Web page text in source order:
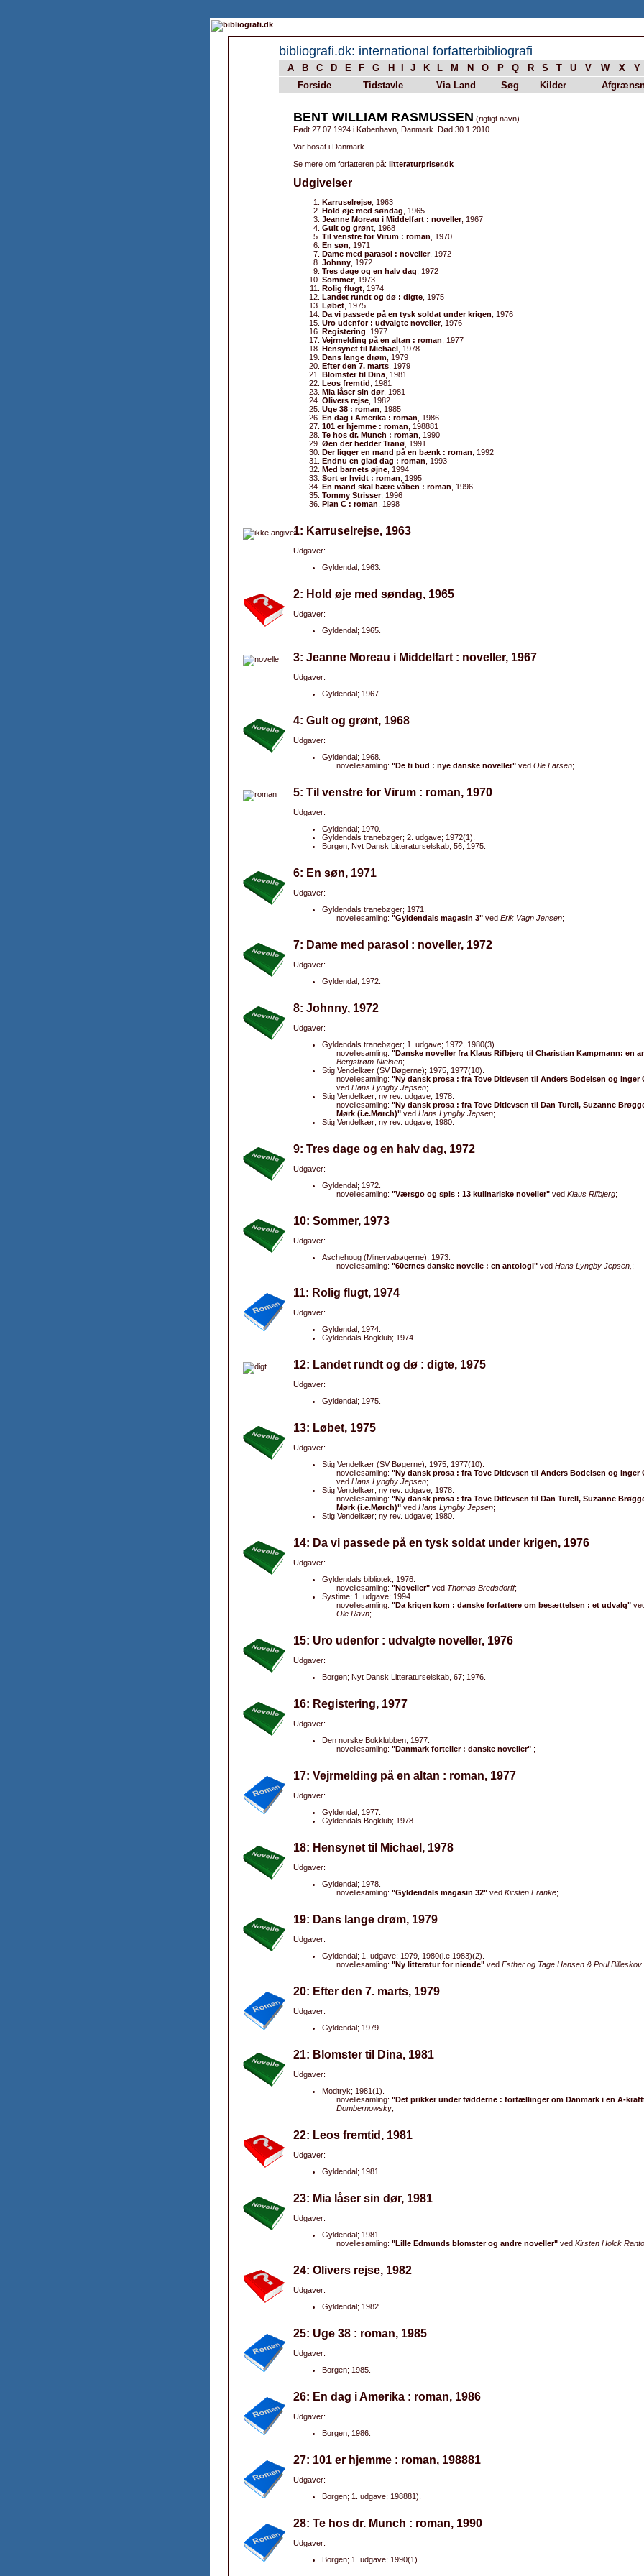
bibliografi.dk: international forfatterbibliografi
A B C D E F G H J K L M N O P Q R S T U V W X Y
Forside
Tidstavle Via Land Søg Kilder
BENT WILLIAM RASMUSSEN (rigtigt navn)
Født 27.07.1924 i København, Danmark. Død 30.1.2010.
Var bosat i Danmark.
Se mere om forfatteren på: litteraturpriser.dk
Udgivelser
Karruselrejse , 1963
Hold øje med søndag , 1965
Jeanne Moreau i Middelfart : noveller, 1967
Gult og grønt , 1968
Til venstre for Virum : roman , 1970
En søn , 1971
Dame med parasol : noveller, 1972
Johnny , 1972
Tres dage og en halv dag , 1972
Sommer, 1973
Rolig flugt , 1974
Landet rundt og dø : digte , 1975
Løbet , 1975
Da vi passede på en tysk soldat under krigen , 1976
Uro udenfor : udvalgte noveller, 1976
Registering , 1977
Vejrmelding på en altan : roman , 1977
Hensynet til Michael , 1978
Dans lange drøm , 1979
Efter den 7. marts , 1979
Blomster til Dina , 1981
Leos fremtid , 1981
Mia låser sin dør, 1981
Olivers rejse , 1982
Uge 38 : roman , 1985
En dag i Amerika : roman , 1986
101 er hjemme : roman , 198881
Te hos dr. Munch : roman , 1990
Øen der hedder Tranø , 1991
Der ligger en mand på en bænk : roman , 1992
Endnu en glad dag : roman , 1993
Med barnets øjne , 1994
Sort er hvidt : roman , 1995
En mand skal bære våben : roman , 1996
Tommy Strisser, 1996
Plan C : roman , 1998
1: Karruselrejse, 1963
Udgaver:
Gyldendal; 1963.
2: Hold øje med søndag, 1965
Udgaver:
Gyldendal; 1965.
3: Jeanne Moreau i Middelfart : noveller, 1967
Udgaver:
Gyldendal; 1967.
4: Gult og grønt, 1968
Udgaver:
Gyldendal; 1968.
novellesamling: "De ti bud : nye danske noveller" ved Ole Larsen;
5: Til venstre for Virum : roman, 1970
Udgaver:
Gyldendal; 1970.
Gyldendals tranebøger; 2. udgave; 1972(1).
Borgen; Nyt Dansk Litteraturselskab, 56; 1975.
6: En søn, 1971
Udgaver:
Gyldendals tranebøger; 1971.
novellesamling: "Gyldendals magasin 3" ved Erik Vagn Jensen;
7: Dame med parasol : noveller, 1972
Udgaver:
Gyldendal; 1972.
8: Johnny, 1972
Udgaver:
Gyldendals tranebøger; 1. udgave; 1972, 1980(3).
novellesamling: "Danske noveller fra Klaus Rifbjerg til Charistian Kampmann: en
Bergstrøm-Nielsen;
Stig Vendelkær (SV Bøgerne); 1975, 1977(10).
novellesamling: "Ny dansk prosa : fra Tove Ditlevsen til Anders Bodelsen og Inger
ved Hans Lyngby Jepsen;
Stig Vendelkær; ny rev. udgave; 1978.
novellesamling: "Ny dansk prosa : fra Tove Ditlevsen til Dan Turell, Suzanne
Mørk (i.e.Mørch)" ved Hans Lyngby Jepsen;
Stig Vendelkær; ny rev. udgave; 1980.
9: Tres dage og en halv dag, 1972
Udgaver:
Gyldendal; 1972.
novellesamling: "Værsgo og spis : 13 kulinariske noveller" ved Klaus Rifbjerg;
10: Sommer, 1973
Udgaver:
Aschehoug (Minervabøgerne); 1973.
novellesamling: "60ernes danske novelle : en antologi" ved Hans Lyngby Jepsen, ;
11: Rolig flugt, 1974
Udgaver:
Gyldendal; 1974.
Gyldendals Bogklub; 1974.
12: Landet rundt og dø : digte, 1975
Udgaver:
Gyldendal; 1975.
13: Løbet, 1975
Udgaver:
Stig Vendelkær (SV Bøgerne); 1975, 1977(10).
novellesamling: "Ny dansk prosa : fra Tove Ditlevsen til Anders Bodelsen og Inger
ved Hans Lyngby Jepsen;
Stig Vendelkær; ny rev. udgave; 1978.
novellesamling: "Ny dansk prosa : fra Tove Ditlevsen til Dan Turell, Suzanne
Mørk (i.e.Mørch)" ved Hans Lyngby Jepsen;
Stig Vendelkær; ny rev. udgave; 1980.
14: Da vi passede på en tysk soldat under krigen, 1976
Udgaver:
Gyldendals bibliotek; 1976.
novellesamling: "Noveller" ved Thomas Bredsdorff;
Systime; 1. udgave; 1994.
novellesamling: "Da krigen kom : danske forfattere om besættelsen : et udvalg"
Ole Ravn;
15: Uro udenfor : udvalgte noveller, 1976
Udgaver:
Borgen; Nyt Dansk Litteraturselskab, 67; 1976.
16: Registering, 1977
Udgaver:
Den norske Bokklubben; 1977.
novellesamling: "Danmark forteller : danske noveller" ;
17: Vejrmelding på en altan : roman, 1977
Udgaver:
Gyldendal; 1977.
Gyldendals Bogklub; 1978.
18: Hensynet til Michael, 1978
Udgaver:
Gyldendal; 1978.
novellesamling: "Gyldendals magasin 32" ved Kirsten Franke;
19: Dans lange drøm, 1979
Udgaver:
Gyldendal; 1. udgave; 1979, 1980(i.e.1983)(2).
novellesamling: "Ny litteratur for niende" ved Esther og Tage Hansen & Poul
20: Efter den 7. marts, 1979
Udgaver:
Gyldendal; 1979.
21: Blomster til Dina, 1981
Udgaver:
Modtryk; 1981(1).
novellesamling: "Det prikker under fødderne : fortællinger om Danmark i en A-
Dombernowsky;
22: Leos fremtid, 1981
Udgaver:
Gyldendal; 1981.
23: Mia låser sin dør, 1981
Udgaver:
Gyldendal; 1981.
novellesamling: "Lille Edmunds blomster og andre noveller" ved Kirsten Holck
24: Olivers rejse, 1982
Udgaver:
Gyldendal; 1982.
25: Uge 38 : roman, 1985
Udgaver:
Borgen; 1985.
26: En dag i Amerika : roman, 1986
Udgaver:
Borgen; 1986.
27: 101 er hjemme : roman, 198881
Udgaver:
Borgen; 1. udgave; 198881).
28: Te hos dr. Munch : roman, 1990
Udgaver:
Borgen; 1. udgave; 1990(1).